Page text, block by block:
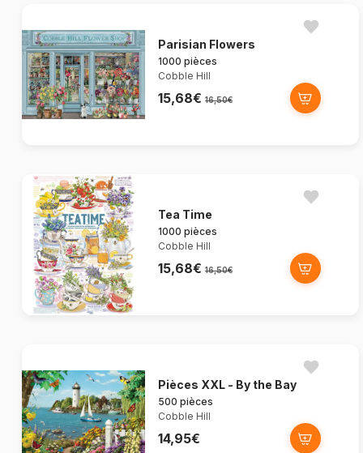
Parisian Flowers
1000 pièces
Cobble Hill
15,68€ 16,50€
Tea Time
1000 pièces
Cobble Hill
15,68€ 16,50€
Pièces XXL - By the Bay
500 pièces
Cobble Hill
14,95€